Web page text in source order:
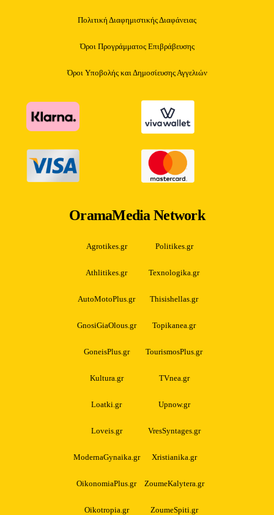
Πολιτική Διαφημιστικής Διαφάνειας
Όροι Προγράμματος Επιβράβευσης
Όροι Υποβολής και Δημοσίευσης Αγγελιών
OramaMedia Network
Agrotikes.gr Politikes.gr
Athlitikes.gr Texnologika.gr
AutoMotoPlus.gr Thisishellas.gr
GnosiGiaOlous.gr Topikanea.gr
GoneisPlus.gr TourismosPlus.gr
Kultura.gr TVnea.gr
Loatki.gr Upnow.gr
Loveis.gr VresSyntages.gr
ModernaGynaika.gr Xristianika.gr
OikonomiaPlus.gr ZoumeKalytera.gr
Oikotropia.gr ZoumeSpiti.gr